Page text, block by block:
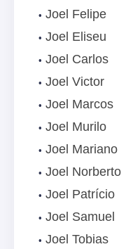
Joel Felipe
Joel Eliseu
Joel Carlos
Joel Victor
Joel Marcos
Joel Murilo
Joel Mariano
Joel Norberto
Joel Patrício
Joel Samuel
Joel Tobias